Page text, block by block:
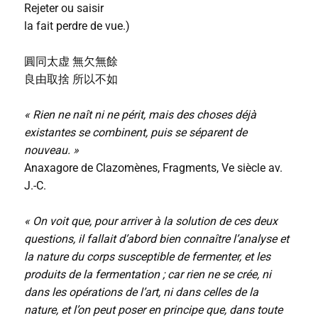
Rejeter ou saisir
la fait perdre de vue.)
圓同太虚 無欠無餘
良由取捨 所以不如
« Rien ne naît ni ne périt, mais des choses déjà
existantes se combinent, puis se séparent de
nouveau. »
Anaxagore de Clazomènes, Fragments, Ve siècle av.
J.-C.
« On voit que, pour arriver à la solution de ces deux
questions, il fallait d’abord bien connaître l’analyse et
la nature du corps susceptible de fermenter, et les
produits de la fermentation ; car rien ne se crée, ni
dans les opérations de l’art, ni dans celles de la
nature, et l’on peut poser en principe que, dans toute